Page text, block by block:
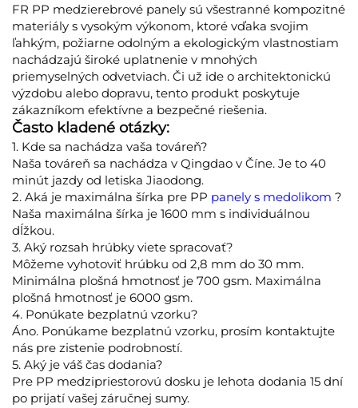
FR PP medzierebrové panely sú všestranné kompozitné
materiály s vysokým výkonom, ktoré vďaka svojim
ľahkým, požiarne odolným a ekologickým vlastnostiam
nachádzajú široké uplatnenie v mnohých
priemyselných odvetviach. Či už ide o architektonickú
výzdobu alebo dopravu, tento produkt poskytuje
zákazníkom efektívne a bezpečné riešenia.
Často kladené otázky:
1. Kde sa nachádza vaša továreň?
Naša továreň sa nachádza v Qingdao v Číne. Je to 40
minút jazdy od letiska Jiaodong.
2. Aká je maximálna šírka pre PP panely s medolikom ?
Naša maximálna šírka je 1600 mm s individuálnou
dĺžkou.
3. Aký rozsah hrúbky viete spracovať?
Môžeme vyhotoviť hrúbku od 2,8 mm do 30 mm.
Minimálna plošná hmotnosť je 700 gsm. Maximálna
plošná hmotnosť je 6000 gsm.
4. Ponúkate bezplatnú vzorku?
Áno. Ponúkame bezplatnú vzorku, prosím kontaktujte
nás pre zistenie podrobností.
5. Aký je váš čas dodania?
Pre PP medzipriestorovú dosku je lehota dodania 15 dní
po prijatí vašej záručnej sumy.